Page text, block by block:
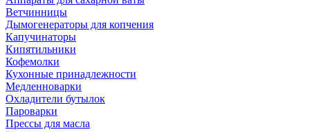
Ветчинницы
Дымогенераторы для копчения
Капучинаторы
Кипятильники
Кофемолки
Кухонные принадлежности
Медленноварки
Охладители бутылок
Пароварки
Прессы для масла